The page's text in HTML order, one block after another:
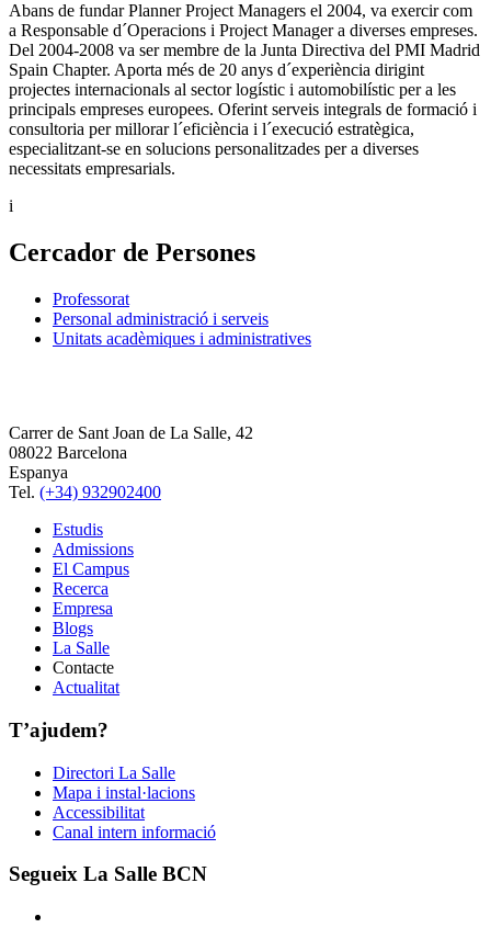
Abans de fundar Planner Project Managers el 2004, va exercir com
a Responsable d´Operacions i Project Manager a diverses empreses.
Del 2004-2008 va ser membre de la Junta Directiva del PMI Madrid
Spain Chapter. Aporta més de 20 anys d´experiència dirigint
projectes internacionals al sector logístic i automobilístic per a les
principals empreses europees. Oferint serveis integrals de formació i
consultoria per millorar l´eficiència i l´execució estratègica,
especialitzant-se en solucions personalitzades per a diverses
necessitats empresarials.
i
Cercador de Persones
Professorat
Personal administració i serveis
Unitats acadèmiques i administratives
Carrer de Sant Joan de La Salle, 42
08022 Barcelona
Espanya
Tel. (+34) 932902400
Estudis
Admissions
El Campus
Recerca
Empresa
Blogs
La Salle
Contacte
Actualitat
T’ajudem?
Directori La Salle
Mapa i instal·lacions
Accessibilitat
Canal intern informació
Segueix La Salle BCN